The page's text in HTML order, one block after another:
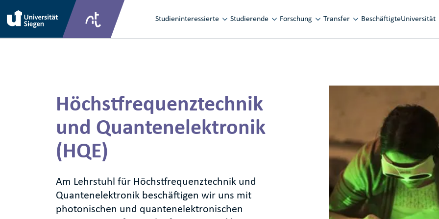
Main navigation
Studieninteressierte Studierende Forschung Transfer BeschäftigteUniversität
Höchstfrequenztechnik
und Quantenelektronik
(HQE)
Am Lehrstuhl für Höchstfrequenztechnik und
Quantenelektronik beschäftigen wir uns mit
photonischen und quantenelektronischen